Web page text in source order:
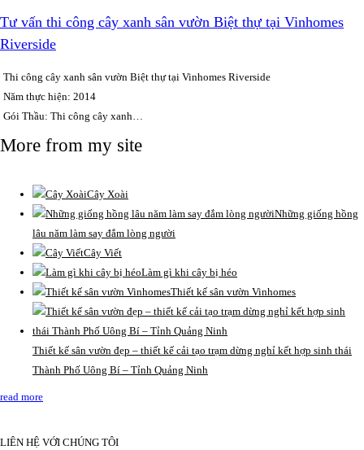
Tư vấn thi công cây xanh sân vườn Biệt thự tại Vinhomes
Riverside
Thi công cây xanh sân vườn Biệt thự tại Vinhomes Riverside
Năm thực hiện: 2014
Gói Thầu: Thi công cây xanh…
More from my site
Cây Xoài
Những giống hồng
lâu năm làm say đắm lòng người
Cây Viết
Làm gì khi cây bị héo
Thiết kế sân vườn Vinhomes
Thiết kế sân vườn đẹp – thiết kế cải tạo trạm dừng nghỉ kết hợp sinh thái
Thành Phố Uông Bí – Tỉnh Quảng Ninh
read more
LIÊN HỆ VỚI CHÚNG TÔI